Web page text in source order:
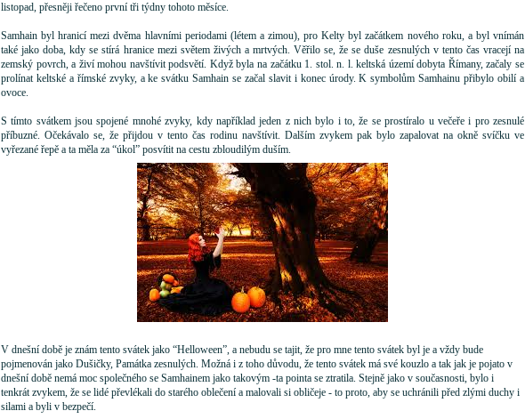
listopad, přesněji řečeno první tři týdny tohoto měsíce.
Samhain byl hranicí mezi dvěma hlavními periodami (létem a zimou), pro Kelty byl začátkem nového roku, a byl vnímán
také jako doba, kdy se stírá hranice mezi světem živých a mrtvých. Věřilo se, že se duše zesnulých v tento čas vracejí na
zemský povrch, a živí mohou navštívit podsvětí. Když byla na začátku 1. stol. n. l. keltská území dobyta Římany, začaly se
prolínat keltské a římské zvyky, a ke svátku Samhain se začal slavit i konec úrody. K symbolům Samhainu přibylo obilí a
ovoce.
S tímto svátkem jsou spojené mnohé zvyky, kdy například jeden z nich bylo i to, že se prostíralo u večeře i pro zesnulé
příbuzné. Očekávalo se, že přijdou v tento čas rodinu navštívit. Dalším zvykem pak bylo zapalovat na okně svíčku ve
vyřezané řepě a ta měla za “úkol” posvítit na cestu zbloudilým duším.
V dnešní době je znám tento svátek jako “Helloween”, a nebudu se tajit, že pro mne tento svátek byl je a vždy bude
pojmenován jako Dušičky, Památka zesnulých. Možná i z toho důvodu, že tento svátek má své kouzlo a tak jak je pojato v
dnešní době nemá moc společného se Samhainem jako takovým -ta pointa se ztratila. Stejně jako v současnosti, bylo i
tenkrát zvykem, že se lidé převlékali do starého oblečení a malovali si obličeje - to proto, aby se uchránili před zlými duchy i
silami a byli v bezpečí.